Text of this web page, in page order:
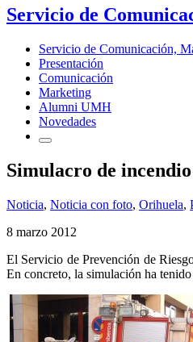
Servicio de
Servicio de Comunicación,
Presentación
Comunicación
Marketing
Alumni UMH
Novedades
Simulacro de
Noticia, Noticia con foto, Orihuela,
8 marzo 2012
El Servicio de Prevención de
En concreto, la simulación ha